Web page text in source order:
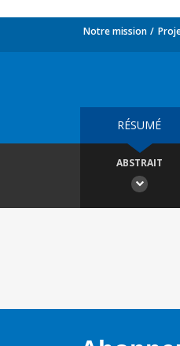
Notre mission
RÉSUMÉ
ABSTRAIT